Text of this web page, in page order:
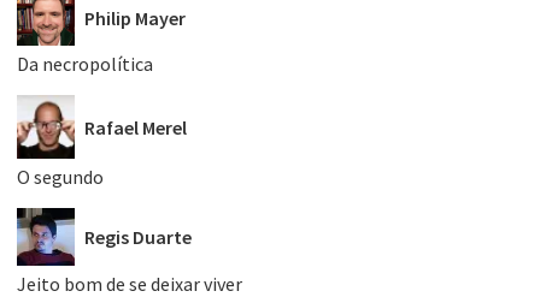
Philip Mayer
Da necropolítica
Rafael Merel
O segundo
Regis Duarte
Jeito bom de se deixar viver